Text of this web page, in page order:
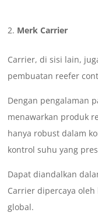
Merk Carrier
Carrier, di sisi lain,
pembuatan reefer
Dengan pengalaman
menawarkan produk
hanya robust dalam
kontrol suhu yang
Dapat diandalkan
Carrier dipercaya
global.